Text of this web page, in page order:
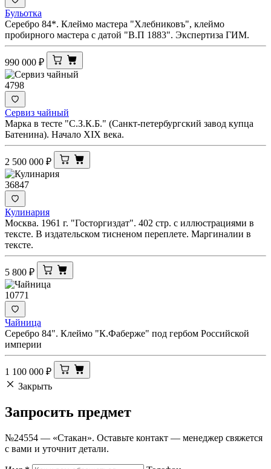
Бульотка
Серебро 84*. Клеймо мастера "Хлебниковъ", клеймо
пробирного мастера с датой "В.П 1883". Экспертиза ГИМ.
990 000 ₽
4798
Сервиз чайный
Марка в тесте "С.З.К.Б." (Санкт-петербургский завод купца
Батенина). Начало XIX века.
2 500 000 ₽
36847
Кулинария
Москва. 1961 г. "Госторгиздат". 402 стр. с иллюстрациями в
тексте. В издательском тисненом переплете. Маргиналии в
тексте.
5 800 ₽
10771
Чайница
Серебро 84". Клеймо "К.Фаберже" под гербом Российской
империи
1 100 000 ₽
Закрыть
Запросить предмет
№24554 — «Стакан». Оставьте контакт — менеджер свяжется
с вами и уточнит детали.